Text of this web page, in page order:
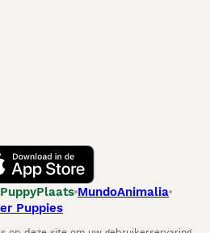
PuppyPlaats MundoAnimalia
Puppies